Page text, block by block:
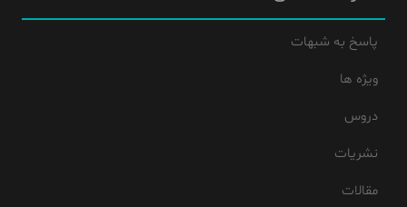
پاسخ به شبهات
ویژه ها
دروس
نشریات
مقالات